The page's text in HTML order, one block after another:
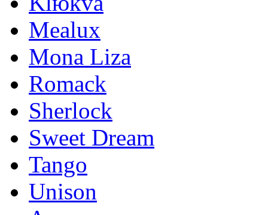
Mealux
Mona Liza
Romack
Sherlock
Sweet Dream
Tango
Unison